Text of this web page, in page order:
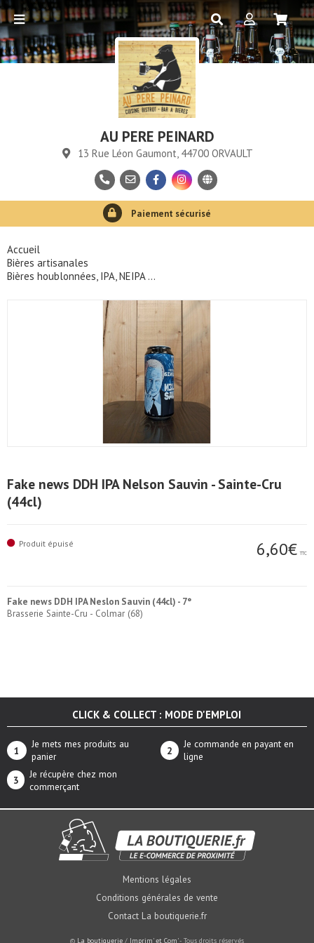
AU PERE PEINARD
13 Rue Léon Gaumont, 44700 ORVAULT
Retrait en 1 heure
Paiement sécurisé
Accueil
Bières artisanales
Bières houblonnées, IPA, NEIPA ...
Fake news DDH IPA Nelson Sauvin - Sainte-Cru
(44cl)
Produit épuisé 6,60€ TTC
Fake news DDH IPA Neslon Sauvin (44cl) - 7°
Brasserie Sainte-Cru - Colmar (68)
CLICK & COLLECT : MODE D'EMPLOI
Je mets mes produits au
panier
Je commande en payant en
ligne
Je récupère chez mon
commerçant
Mentions légales
Conditions générales de vente
Contact La boutiquerie.fr
© La boutiquerie / Imprim' et Com'- Tous droits réservés